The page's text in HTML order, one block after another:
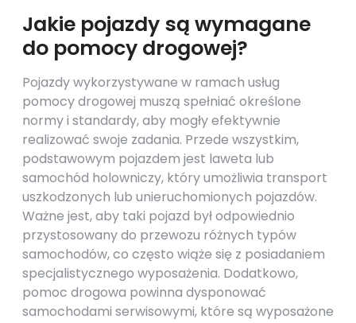
Jakie pojazdy są wymagane
do pomocy drogowej?
Pojazdy wykorzystywane w ramach usług
pomocy drogowej muszą spełniać określone
normy i standardy, aby mogły efektywnie
realizować swoje zadania. Przede wszystkim,
podstawowym pojazdem jest laweta lub
samochód holowniczy, który umożliwia transport
uszkodzonych lub unieruchomionych pojazdów.
Ważne jest, aby taki pojazd był odpowiednio
przystosowany do przewozu różnych typów
samochodów, co często wiąże się z posiadaniem
specjalistycznego wyposażenia. Dodatkowo,
pomoc drogowa powinna dysponować
samochodami serwisowymi, które są wyposażone